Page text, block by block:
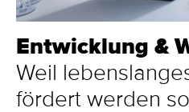
Ent­wicklung &
Weil
fördert werden